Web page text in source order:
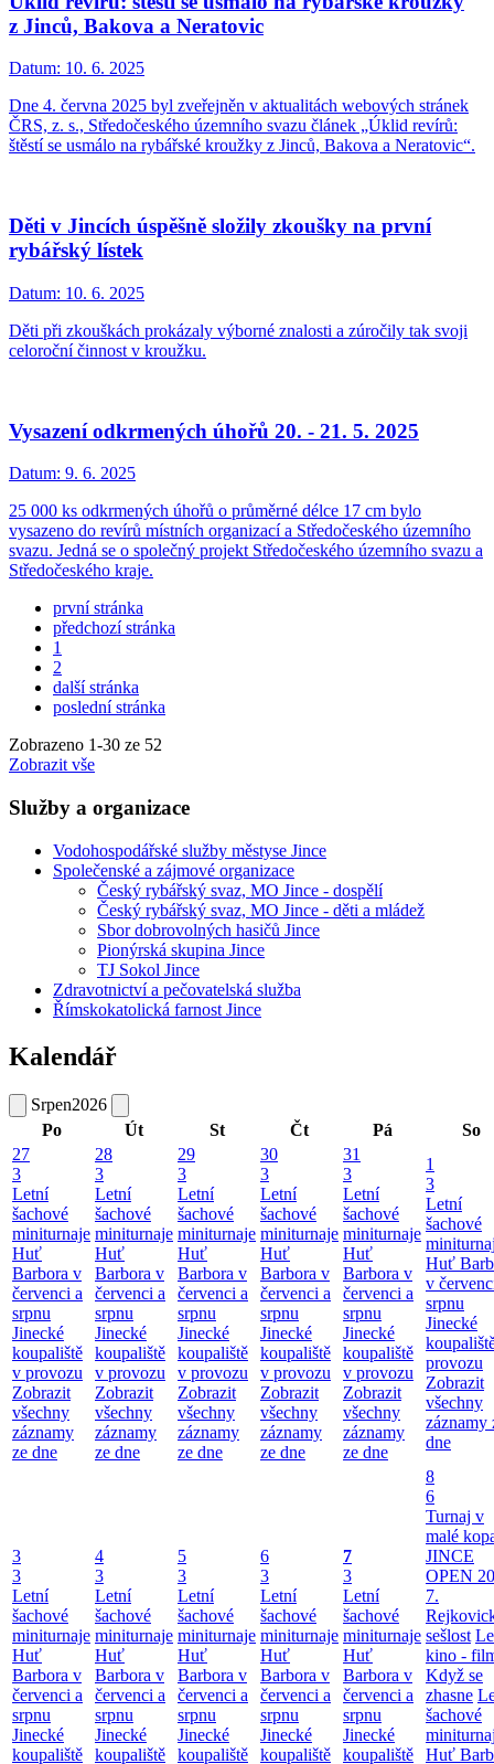
z Jinců, Bakova a Neratovic
Datum: 10. 6. 2025
Dne 4. června 2025 byl zveřejněn v aktualitách webových stránek
ČRS, z. s., Středočeského územního svazu článek „Úklid revírů:
štěstí se usmálo na rybářské kroužky z Jinců, Bakova a Neratovic“.
Děti v Jincích úspěšně složily zkoušky na první
rybářský lístek
Datum: 10. 6. 2025
Děti při zkouškách prokázaly výborné znalosti a zúročily tak svoji
celoroční činnost v kroužku.
Vysazení odkrmených úhořů 20. - 21. 5. 2025
Datum: 9. 6. 2025
25 000 ks odkrmených úhořů o průměrné délce 17 cm bylo
vysazeno do revírů místních organizací a Středočeského územního
svazu. Jedná se o společný projekt Středočeského územního svazu a
Středočeského kraje.
první stránka
předchozí stránka
1
2
další stránka
poslední stránka
Zobrazeno 1-30 ze 52
Zobrazit vše
Služby a organizace
Vodohospodářské služby městyse Jince
Společenské a zájmové organizace
Český rybářský svaz, MO Jince - dospělí
Český rybářský svaz, MO Jince - děti a mládež
Sbor dobrovolných hasičů Jince
Pionýrská skupina Jince
TJ Sokol Jince
Zdravotnictví a pečovatelská služba
Římskokatolická farnost Jince
Kalendář
Srpen2026
Po
Út St Čt Pá
So
27
3
Letní
šachové
miniturnaje
Huť
Barbora v
červenci a
srpnu
Jinecké
koupaliště
v provozu
Zobrazit
všechny
záznamy
ze dne
28
3
Letní
šachové
miniturnaje
Huť
Barbora v
červenci a
srpnu
Jinecké
koupaliště
v provozu
Zobrazit
všechny
záznamy
ze dne
29
3
Letní
šachové
miniturnaje
Huť
Barbora v
červenci a
srpnu
Jinecké
koupaliště
v provozu
Zobrazit
všechny
záznamy
ze dne
30
3
Letní
šachové
miniturnaje
Huť
Barbora v
červenci a
srpnu
Jinecké
koupaliště
v provozu
Zobrazit
všechny
záznamy
ze dne
31
3
Letní
šachové
miniturnaje
Huť
Barbora v
červenci a
srpnu
Jinecké
koupaliště
v provozu
Zobrazit
všechny
záznamy
ze dne
1
3
Letní
šachové
Huť
v
srpnu
Jinecké
provozu
Zobrazit
všechny
záznamy
dne
3
3
Letní
šachové
miniturnaje
Huť
Barbora v
červenci a
srpnu
Jinecké
koupaliště
4
3
Letní
šachové
miniturnaje
Huť
Barbora v
červenci a
srpnu
Jinecké
koupaliště
5
3
Letní
šachové
miniturnaje
Huť
Barbora v
červenci a
srpnu
Jinecké
koupaliště
6
3
Letní
šachové
miniturnaje
Huť
Barbora v
červenci a
srpnu
Jinecké
koupaliště
7
3
Letní
šachové
miniturnaje
Huť
Barbora v
červenci a
srpnu
Jinecké
koupaliště
8
6
Turnaj v
malé
JINCE
OPEN
7.
sešlost
kino -
Když se
zhasne
šachové
Huť